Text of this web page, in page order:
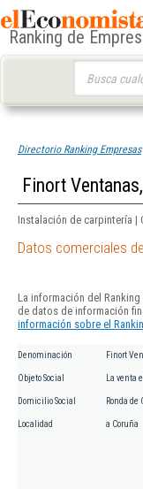
Ranking de
Directorio Ranking Empresas
Finort
Instalación de carpintería |
Datos comerciales
La información del
de datos de información
información sobre el
Denominación Finort
Objeto Social La venta
Domicilio Social Ronda de
Localidad a Coruña